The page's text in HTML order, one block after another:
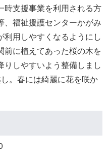
時支援事業を利用される方
、福祉援護センターかがみ
利用しやすくなるようにし
前に植えてあった桜の木を
しやすいよう整備しまし
。春には綺麗に花を咲か